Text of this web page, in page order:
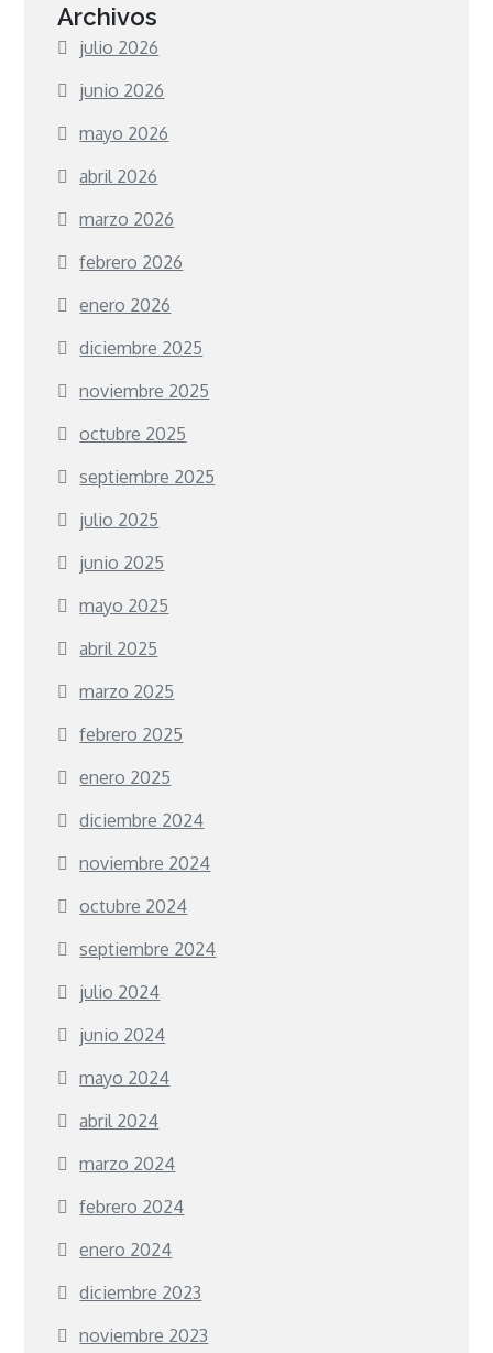
Archivos
julio 2026
junio 2026
mayo 2026
abril 2026
marzo 2026
febrero 2026
enero 2026
diciembre 2025
noviembre 2025
octubre 2025
septiembre 2025
julio 2025
junio 2025
mayo 2025
abril 2025
marzo 2025
febrero 2025
enero 2025
diciembre 2024
noviembre 2024
octubre 2024
septiembre 2024
julio 2024
junio 2024
mayo 2024
abril 2024
marzo 2024
febrero 2024
enero 2024
diciembre 2023
noviembre 2023